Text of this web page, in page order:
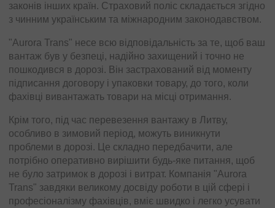
законів інших країн. Страховий поліс складається згідно
з чинним українським та міжнародним законодавством.
"Aurora Trans" несе всю відповідальність за те, щоб ваш
вантаж був у безпеці, надійно захищений і точно не
пошкодився в дорозі. Він застрахований від моменту
підписання договору і упаковки товару, до того, коли
фахівці вивантажать товари на місці отримання.
Крім того, під час перевезення вантажу в Литву,
особливо в зимовий період, можуть виникнути
проблеми в дорозі. Це складно передбачити, але
потрібно оперативно вирішити будь-яке питання, щоб
не було затримок в дорозі і витрат. Компанія "Aurora
Trans" завдяки великому досвіду роботи в цій сфері і
професіоналізму фахівців, вміє швидко і легко усувати